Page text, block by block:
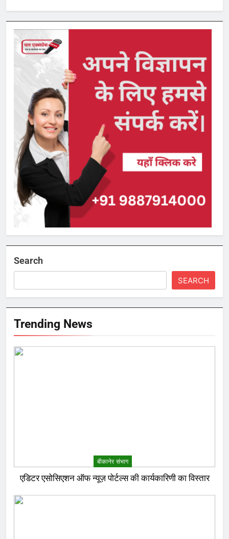
Search
SEARCH
Trending News
बीकानेर संभाग
एडिटर एसोसिएशन ऑफ न्यूज़ पोर्टल्स की कार्यकारिणी का विस्तार